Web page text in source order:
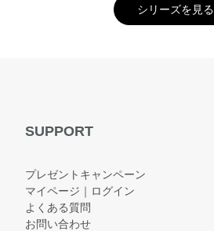
シリーズを見る
SUPPORT
プレゼントキャンペーン
マイページ｜ログイン
よくある質問
お問い合わせ